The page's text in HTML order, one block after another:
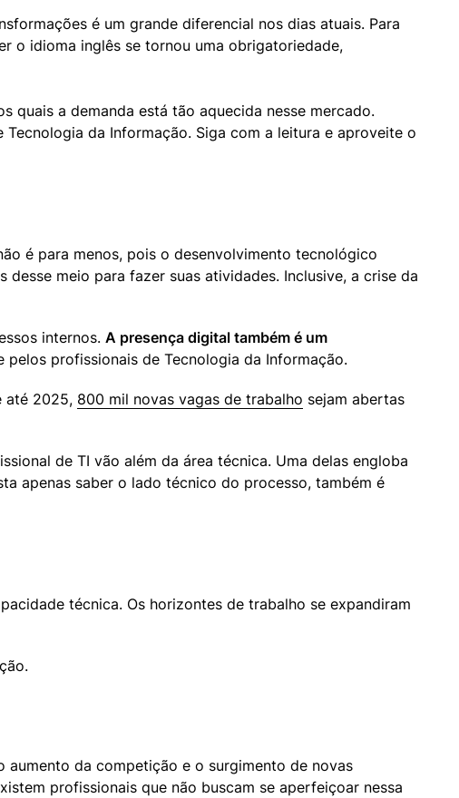
é um grande diferencial nos dias atuais. Para
o idioma inglês se tornou uma obrigatoriedade,
quais a demanda está tão aquecida nesse mercado.
da Informação. Siga com a leitura e aproveite o
é para menos, pois o desenvolvimento tecnológico
internos. A presença digital também é um
pelos profissionais de Tecnologia da Informação.
até 2025, 800 mil novas vagas de trabalho sejam abertas
de TI vão além da área técnica. Uma delas engloba
apenas saber o lado técnico do processo, também é
técnica. Os horizontes de trabalho se expandiram
aumento da competição e o surgimento de novas
profissionais que não buscam se aperfeiçoar nessa